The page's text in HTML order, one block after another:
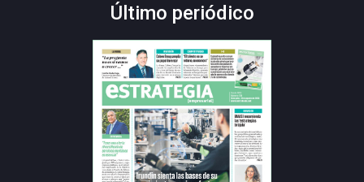
Último periódico